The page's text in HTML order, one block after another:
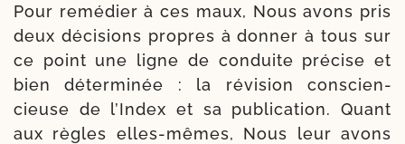
Pour remé­dier à ces maux, Nous avons pris
deux déci­sions pro­pres à don­ner à tous sur
ce point une ligne de conduite pré­cise et
bien déter­mi­née : la révi­sion conscien­
cieuse de l’Index et sa publi­ca­tion. Quant
aux règles elles-​mêmes, Nous leur avons